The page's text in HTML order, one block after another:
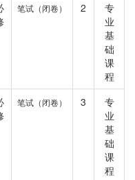
笔试（闭卷） 2
专
业
基
础
课
程
笔试（闭卷） 3
专
业
基
础
课
程